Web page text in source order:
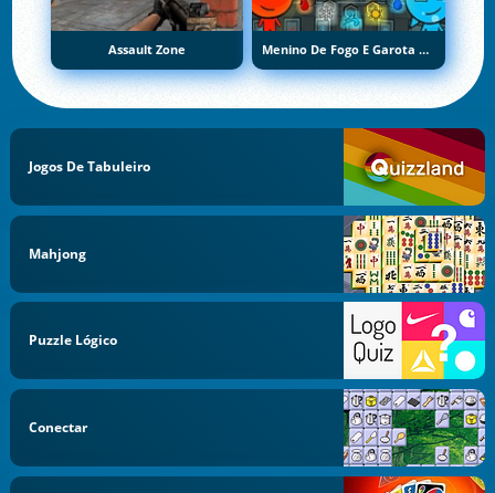
Assault Zone Menino De Fogo E Garota De Água 5: Elementos
Jogos De Tabuleiro
Mahjong
Puzzle Lógico
Conectar